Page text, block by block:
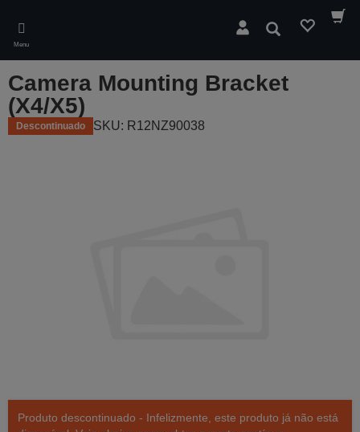
main
content
Menu
Pesquisar
Camera Mounting Bracket
(X4/X5)
Descontinuado SKU: R12NZ90038
Produto descontinuado - Infelizmente, este produto já não está